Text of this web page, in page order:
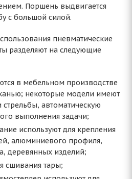
Поршень выдвигается
с большой силой.
пневматические
разделяют на следующие
в мебельном производстве
некоторые модели имеют
стрельбы, автоматическую
выполнения задачи;
используют для крепления
алюминиевого профиля,
деревянных изделий;
сшивания тары;